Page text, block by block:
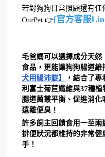
若對狗狗日常照顧還有任
OurPet 👉[官方客服
毛爸媽可以選擇成分天
食品，更能讓狗狗腸道維
犬用腸沛錠】
，結合了專
利富士菊苣纖維與37種
腸道菌叢平衡、促進消化
遠離便臭！
許多飼主回饋食用一至
排便狀況都維持的非常
手！